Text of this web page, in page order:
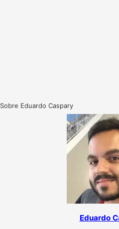
Sobre Eduardo Caspary
Eduardo